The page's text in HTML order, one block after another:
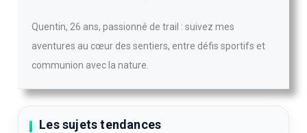
Quentin, 26 ans, passionné de trail : suivez mes
aventures au cœur des sentiers, entre défis sportifs et
communion avec la nature.
Les sujets tendances